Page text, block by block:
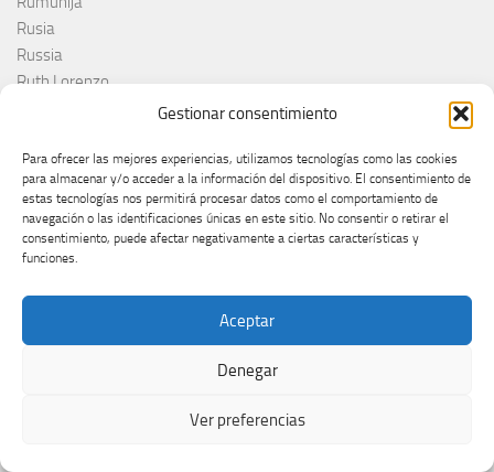
Gestionar consentimiento
Para ofrecer las mejores experiencias, utilizamos tecnologías como las cookies
para almacenar y/o acceder a la información del dispositivo. El consentimiento de
estas tecnologías nos permitirá procesar datos como el comportamiento de
navegación o las identificaciones únicas en este sitio. No consentir o retirar el
consentimiento, puede afectar negativamente a ciertas características y
funciones.
Aceptar
Denegar
Ver preferencias
Rusia
Russia
Ruth Lorenzo
Sal Da Vinci
Salvador Sobral
San Marino
Sanna Nielsen
Sanremo
Sanremo 2025
Sarah Engels